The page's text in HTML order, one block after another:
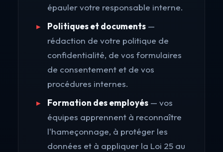
épauler votre responsable interne.
Politiques et documents—
rédaction de votre politique de
confidentialité, de vos formulaires
de consentement et de vos
procédures internes.
Formation des employés— vos
équipes apprennent à reconnaître
l'hameçonnage, à protéger les
données et à appliquer la Loi 25 au